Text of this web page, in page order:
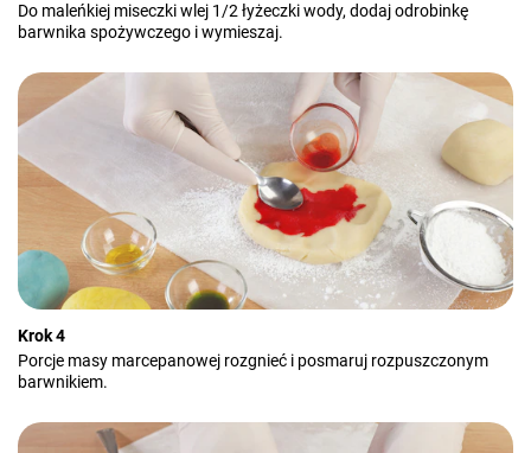
Do maleńkiej miseczki wlej 1/2 łyżeczki wody, dodaj odrobinkę
barwnika spożywczego i wymieszaj.
Krok 4
Porcje masy marcepanowej rozgnieć i posmaruj rozpuszczonym
barwnikiem.